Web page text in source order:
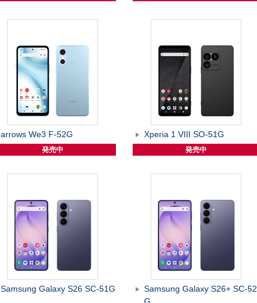
arrows We3 F-52G
発売中
Xperia 1 VIII SO-51G
発売中
Samsung Galaxy S26 SC-51G
Samsung Galaxy S26+ SC-52